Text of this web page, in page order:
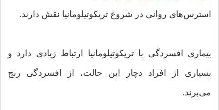
استرس‌های‌ روانی‌ در شروع‌ تریکوتیلومانیا نقش‌ دارند.
بیماری‌ افسردگی‌ با تریکوتیلومانیا ارتباط‌ زیادی‌ دارد و
بسیاری‌ از افراد دچار این‌ حالت،‌ از افسردگی‌ رنج‌
می‌برند.